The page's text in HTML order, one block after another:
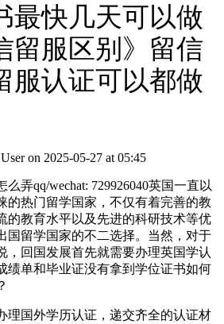
最快几天可以做
留服区别》留信
服认证可以都做
on 2025-05-27 at 05:45
么弄qq/wechat: 729926040英国一直以
的热门留学国家，不仅有着完善的教
的教育水平以及先进的科研技术等优
国留学国家的不二选择。当然，对于
，回国发展首先就需要办理英国学认
绩单和毕业证没有拿到学位证书如何
理国外学历认证，递交齐全的认证材